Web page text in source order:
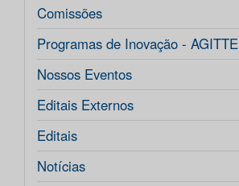
Comissões
Programas de Inovação - AGITTE
Nossos Eventos
Editais Externos
Editais
Notícias